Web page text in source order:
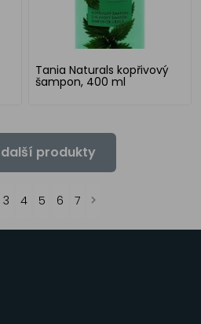
Tania Naturals kopřivový
šampon, 400 ml
produkty
3 4 5 6 7